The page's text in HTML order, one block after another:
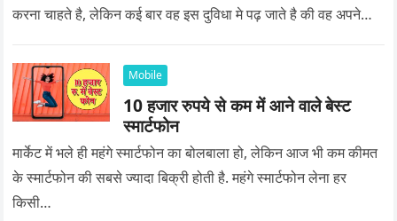
करना चाहते है, लेकिन कई बार वह इस दुविधा मे पढ़ जाते है की वह अपने
Mobile
10 हजार रुपये से कम में आने वाले बेस्ट
स्मार्टफोन
मार्केट में भले ही महंगे स्मार्टफोन का बोलबाला हो, लेकिन आज भी कम कीमत
के स्मार्टफोन की सबसे ज्यादा बिक्री होती है. महंगे स्मार्टफोन लेना हर
किसी…